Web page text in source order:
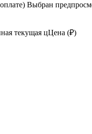
Выбран
текущая цЦена (₽)